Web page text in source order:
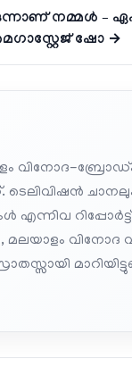
നമ്മള്‍ –
ഷോ →
മലയാളം വിനോദ